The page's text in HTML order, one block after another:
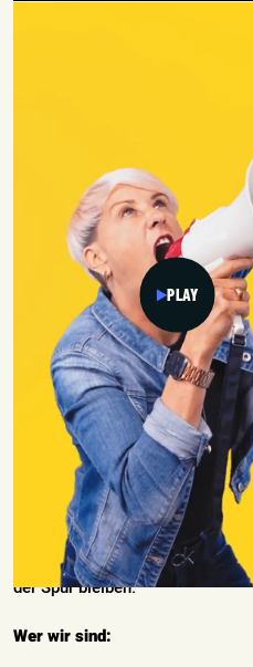
PLAY
STANDORT: CHEMNITZ
HOMEOFFICE) |
Deine Stimme für die Mobilität
Du liebst erstklassigen
hochwertiger Technik und
renommiertesten
der gevekom-Familie in
modernste KI-Technologie
führenden deutschen
der Spur bleiben.
Wer wir sind: